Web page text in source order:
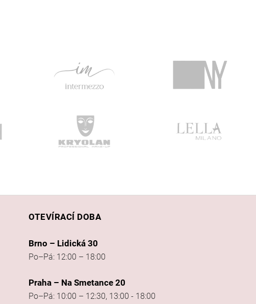
OTEVÍRACÍ DOBA
Brno – Lidická 30
Po–Pá: 12:00 – 18:00
Praha – Na Smetance 20
Po–Pá: 10:00 – 12:30, 13:00 - 18:00